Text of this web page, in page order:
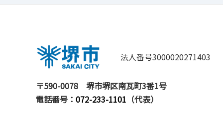
法人番号3000020271403
〒590-0078
堺市堺区南瓦町3番1号
電話番号： 072-233-1101 （代表）